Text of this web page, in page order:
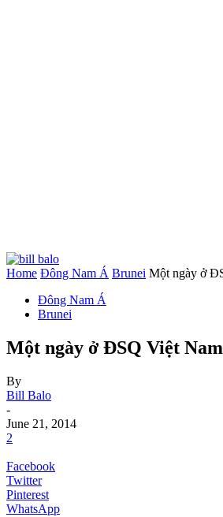
Home Đông Nam Á Brunei Một ngày ở
Đông Nam Á
Brunei
Một ngày ở ĐSQ Việt
By
Bill Balo
-
June 21, 2014
2
Facebook
Twitter
Pinterest
WhatsApp